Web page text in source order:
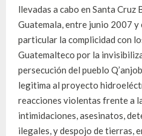
llevadas a cabo en Santa Cruz
Guatemala, entre junio 2007 y
particular la complicidad con
Guatemalteco por la
persecución del pueblo
legitima al proyecto
reacciones violentas frente a
intimidaciones, asesinatos,
ilegales, y despojo de tierras,